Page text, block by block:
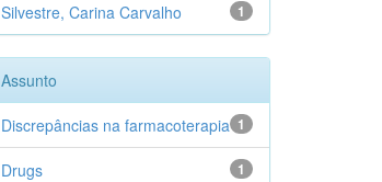
1
Silvestre, Carina Carvalho
Assunto
1
Discrepâncias na farmacoterapia
1
Drugs